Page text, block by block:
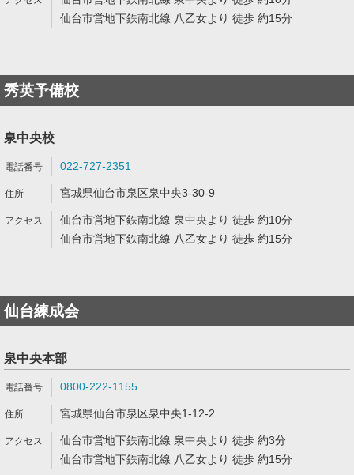
仙台市営地下鉄南北線 八乙女より 徒歩 約15分
秀英予備校
泉中央校
022-727-2351
宮城県仙台市泉区泉中央3-30-9
仙台市営地下鉄南北線 泉中央より 徒歩 約10分
仙台市営地下鉄南北線 八乙女より 徒歩 約15分
仙台練成会
泉中央本部
0800-222-1155
宮城県仙台市泉区泉中央1-12-2
仙台市営地下鉄南北線 泉中央より 徒歩 約3分
仙台市営地下鉄南北線 八乙女より 徒歩 約15分